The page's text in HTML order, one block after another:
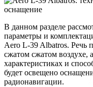
В данном разделе
параметры и
Aero L-39 Albatros. Речь
сжатом сжатом воздухе,
характеристиках и
будет освещено
радионавигации.